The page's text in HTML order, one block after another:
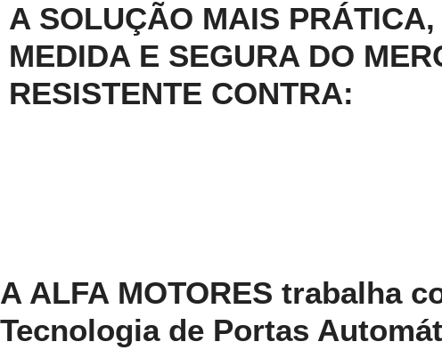
A SOLUÇÃO MAIS
MEDIDA E SEGURA DO
RESISTENTE CONTRA:
A ALFA MOTORES trabalha
Tecnologia de Portas